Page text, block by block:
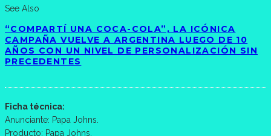
See Also
“COMPARTÍ UNA COCA-COLA”, LA ICÓNICA
CAMPAÑA VUELVE A ARGENTINA LUEGO DE 10
AÑOS CON UN NIVEL DE PERSONALIZACIÓN SIN
PRECEDENTES
Ficha técnica:
Anunciante: Papa Johns.
Producto: Papa Johns.